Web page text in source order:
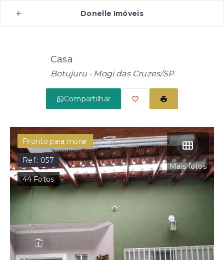
Donelle Imóveis
Casa
Botujuru - Mogi das Cruzes/SP
Compartilhar
Mais fotos
Pronto para morar
Ref.: 057
44Fotos